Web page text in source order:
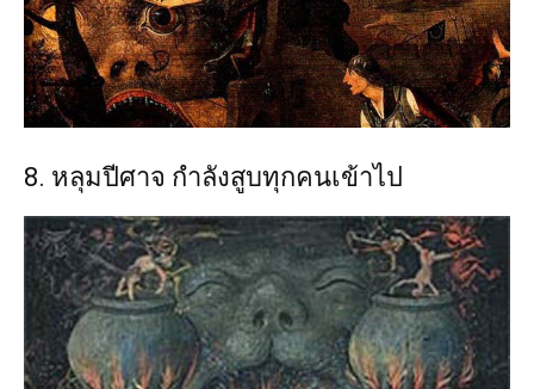
8. หลุมปีศาจ กำลังสูบทุกคนเข้าไป